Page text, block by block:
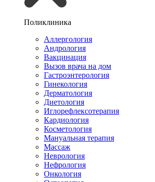
Поликлиника
Аллергология
Андрология
Вакцинация
Вызов врача на дом
Гастроэнтерология
Гинекология
Дерматология
Диетология
Иглорефлексотерапия
Кардиология
Косметология
Мануальная терапия
Массаж
Неврология
Нефрология
Онкология